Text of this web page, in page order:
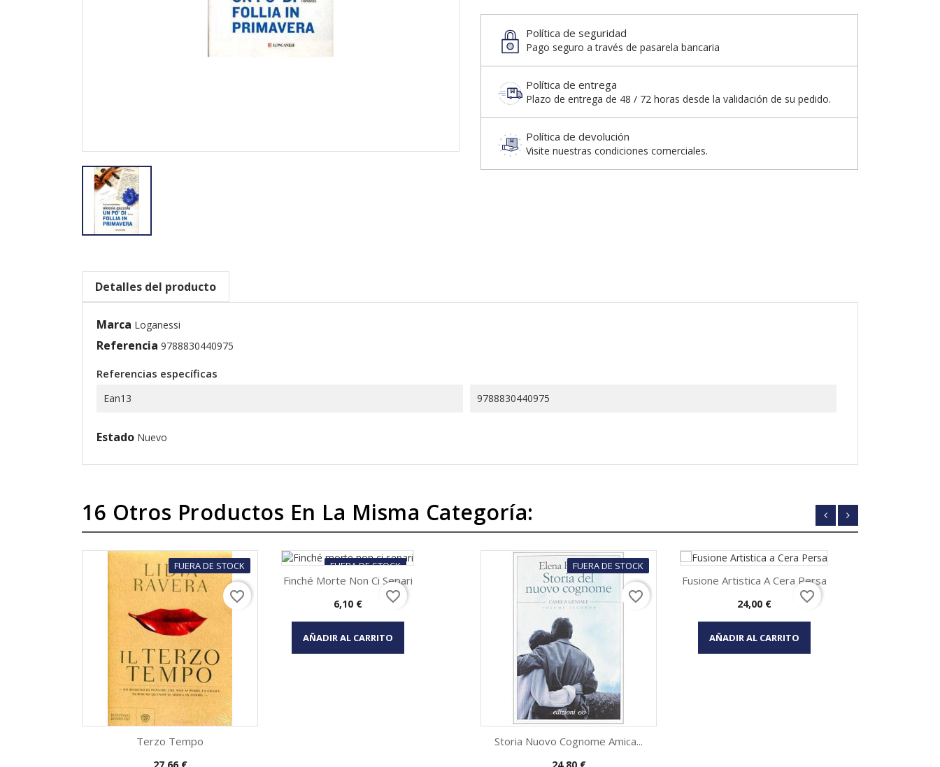
Política de seguridad
Pago seguro a través de pasarela bancaria
Política de entrega
Plazo de entrega de 48 / 72 horas desde la validación de su pedido.
Política de devolución
Visite nuestras condiciones comerciales.
Detalles del producto
Marca Loganessi
Referencia 9788830440975
Referencias específicas
Ean13 9788830440975
Estado Nuevo
16 Otros Productos En La Misma Categoría:
FUERA DE STOCK
Terzo Tempo
Precio
favorite_border
FUERA DE STOCK
Vista rápida
Finché Morte Non Ci Separi
Precio
6,10 €
AÑADIR AL CARRITO
favorite_border
FUERA DE STOCK
Storia Nuovo Cognome Amica...
Precio
favorite_border
Vista rápida
Fusione Artistica A Cera Persa
Precio
24,00 €
AÑADIR AL CARRITO
favorite_border